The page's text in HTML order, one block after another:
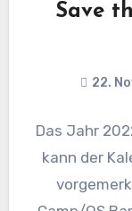
Save
22.
Das Jahr
kann der